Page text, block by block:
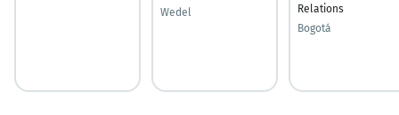
Wedel
Relations
Bogotá